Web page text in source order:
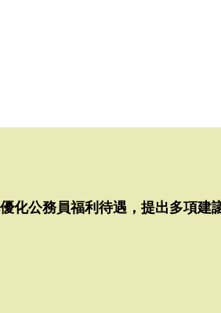
化公務員福利待遇，提出多項建